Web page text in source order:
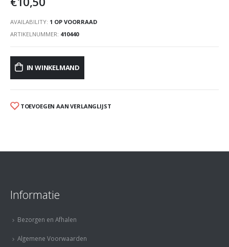
AVAILABILITY: 1 OP VOORRAAD
ARTIKELNUMMER: 410440
IN WINKELMAND
TOEVOEGEN AAN VERLANGLIJST
Informatie
Bezorgen en Afhalen
Algemene Voorwaarden